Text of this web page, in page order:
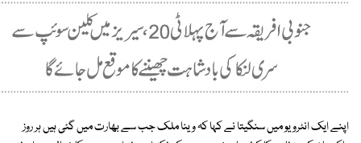
اپنے ایک انٹرویو میں سنگیتا نے کہا کہ وینا ملک جب سے بھارت میں گئی ہیں ہر روز